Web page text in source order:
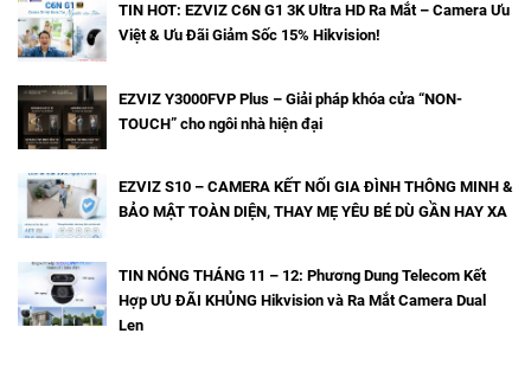
TIN HOT: EZVIZ C6N G1 3K Ultra HD Ra Mắt – Camera Ưu
Việt & Ưu Đãi Giảm Sốc 15% Hikvision!
EZVIZ Y3000FVP Plus – Giải pháp khóa cửa “NON-
TOUCH” cho ngôi nhà hiện đại
EZVIZ S10 – CAMERA KẾT NỐI GIA ĐÌNH THÔNG MINH &
BẢO MẬT TOÀN DIỆN, THAY MẸ YÊU BÉ DÙ GẦN HAY XA
TIN NÓNG THÁNG 11 – 12: Phương Dung Telecom Kết
Hợp ƯU ĐÃI KHỦNG Hikvision và Ra Mắt Camera Dual
Len